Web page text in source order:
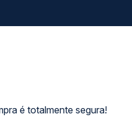
é totalmente segura!